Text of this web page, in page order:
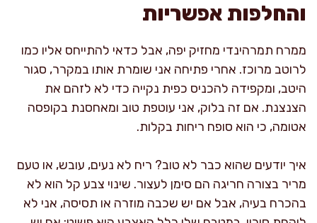
והחלפות אפשריות
ממרח תמרהינדי מחזיק יפה, אבל כדאי להתייחס אליו כמו
לרוטב מרוכז. אחרי פתיחה אני שומרת אותו במקרר, סגור
היטב, ומקפידה להכניס כפית נקייה כדי לא לזהם את
הצנצנת. אם זה בלוק, אני עוטפת טוב ומאחסנת בקופסה
אטומה, כי הוא סופח ריחות בקלות.
איך יודעים שהוא כבר לא טוב? ריח לא נעים, עובש, או טעם
מריר בצורה חריגה הם סימן לעצור. שינוי צבע קל הוא לא
בהכרח בעיה, אבל אם יש שכבה מוזרה או תסיסה, אני לא